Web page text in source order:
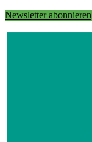
Newsletter abonnieren